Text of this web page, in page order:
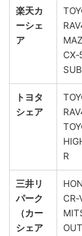
楽天カ
ーシェ
ア
トヨタ
シェア
R
三井リ
パーク
（カー
シェア